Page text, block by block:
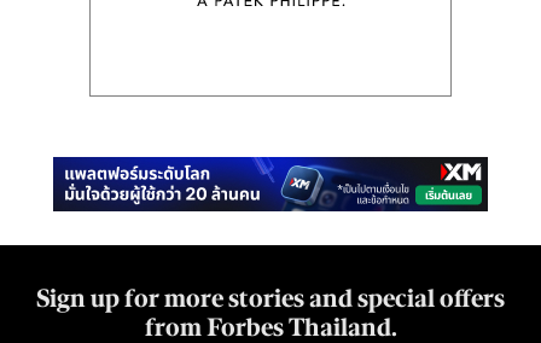
Sign up for more stories and special offers
from Forbes Thailand.